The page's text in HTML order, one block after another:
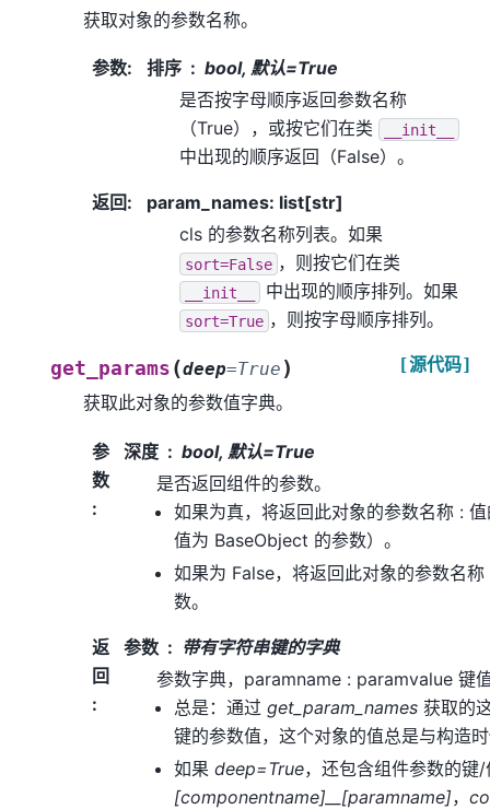
获取对象的参数名称。
参数: 排序
bool, 默认=True
是否按字母顺序返回参数名称
（True），或按它们在类
__init__
中出现的顺序返回（False）。
返回:
param_names: list[str]
cls 的参数名称列表。如果
sort=False ，则按它们在类
__init__ 中出现的顺序排列。如果
sort=True ，则按字母顺序排列。
get_params (deep=True ) [源代码]
获取此对象的参数值字典。
参
数
:
深度
bool, 默认=True
是否返回组件的参数。
如果为真，将返回此对象的参数名称 :
值为 BaseObject 的参数）。
如果为 False，将返回此对象的参数名
数。
返
回
:
参数
带有字符串键的字典
参数字典，paramname : paramvalue 键
总是：通过 get_param_names 获取的
键的参数值，这个对象的值总是与构造
如果 deep=True，还包含组件参数的键
[componentname]__[paramname]，